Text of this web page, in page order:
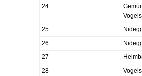
24
25
26
27
28